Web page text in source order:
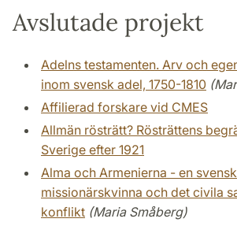
Avslutade projekt
Adelns testamenten. Arv och
inom svensk adel, 1750-1810
Affilierad forskare vid CMES
Allmän rösträtt? Rösträttens
Sverige efter 1921
Alma och Armenierna - en svensk
missionärskvinna och det civila
konflikt (Maria Småberg)